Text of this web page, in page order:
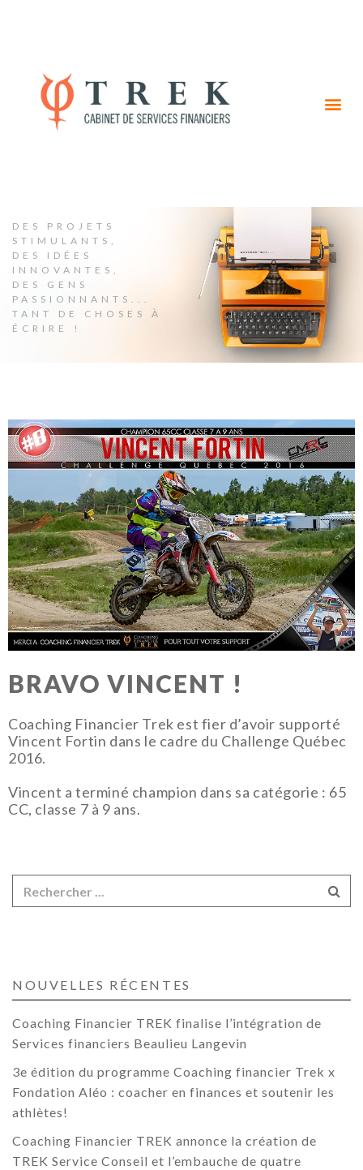
DES PROJETS
STIMULANTS,
DES IDÉES
INNOVANTES,
DES GENS
PASSIONNANTS...
TANT DE CHOSES À
ÉCRIRE !
BRAVO VINCENT !
Coaching Financier Trek est fier d’avoir supporté
Vincent Fortin dans le cadre du Challenge Québec
2016.
Vincent a terminé champion dans sa catégorie : 65
CC, classe 7 à 9 ans.
NOUVELLES RÉCENTES
Coaching Financier TREK finalise l’intégration de
Services financiers Beaulieu Langevin
3e édition du programme Coaching financier Trek x
Fondation Aléo : coacher en finances et soutenir les
athlètes!
Coaching Financier TREK annonce la création de
TREK Service Conseil et l’embauche de quatre